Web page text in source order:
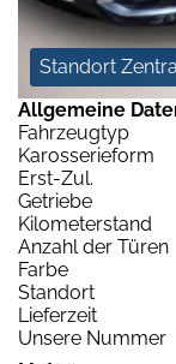
Standort
Allgemeine
Fahrzeugtyp
Karosserieform
Erst-Zul.
Getriebe
Kilometerstand
Anzahl der Türen
Farbe
Standort
Lieferzeit
Unsere Nummer